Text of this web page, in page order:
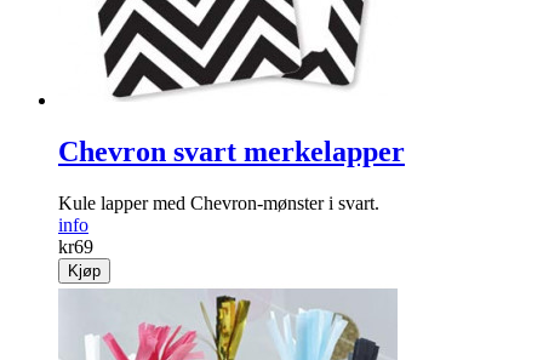
Chevron svart merkelapper
Kule lapper med Chevron-mønster i svart.
info
kr69
Kjøp